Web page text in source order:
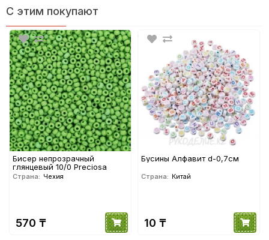
С этим покупают
Бисер непрозрачный
глянцевый 10/0 Preciosa
Страна: Чехия
570 ₸
Бусины Алфавит d-0,7см
Страна: Китай
10 ₸